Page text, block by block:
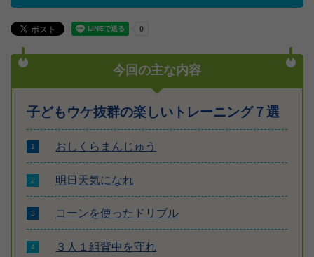
今回の主な内容
子どもウケ抜群の楽しいトレーニング７選
おしくらまんじゅう
明日天気になれ
コーンを使ったドリブル
３人１組背中を守れ